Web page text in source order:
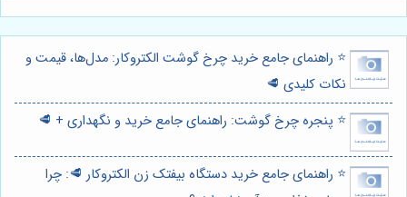
⭐️ راهنمای جامع خرید چرخ گوشت الکتروکار: مدل‌ها، قیمت و
نکات کلیدی 🥩
⭐️ پنجره چرخ گوشت: راهنمای جامع خرید و نگهداری + 🥩
⭐️ راهنمای جامع خرید دستگاه بیفتک زن الکتروکار 🥩: چرا